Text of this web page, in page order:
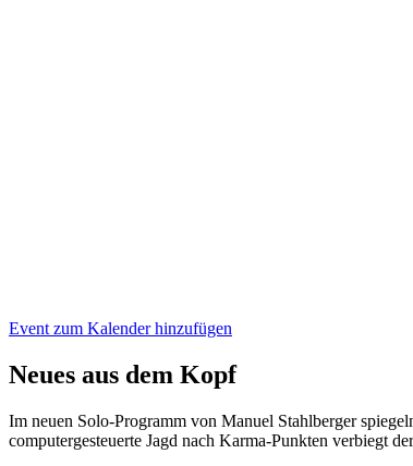
Event zum Kalender hinzufügen
Neu­es aus dem Kopf
Im neuen Solo-Programm von Manuel Stahlberger
computergesteuerte Jagd nach Karma-Punkten verbiegt